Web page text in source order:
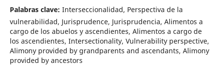
Palabras clave: Interseccionalidad, Perspectiva de la
vulnerabilidad, Jurisprudence, Jurisprudencia, Alimentos a
cargo de los abuelos y ascendientes, Alimentos a cargo de
los ascendientes, Intersectionality, Vulnerability perspective,
Alimony provided by grandparents and ascendants, Alimony
provided by ancestors